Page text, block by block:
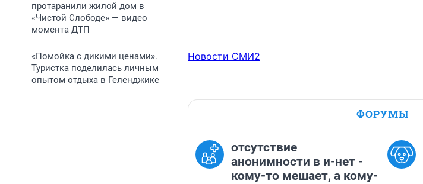
протаранили жилой дом в
«Чистой Слободе» — видео
момента ДТП
«Помойка с дикими ценами».
Туристка поделилась личным
опытом отдыха в Геленджике
Новости СМИ2
ФОРУМЫ
отсутствие
анонимности в и-нет -
кому-то мешает, а кому-